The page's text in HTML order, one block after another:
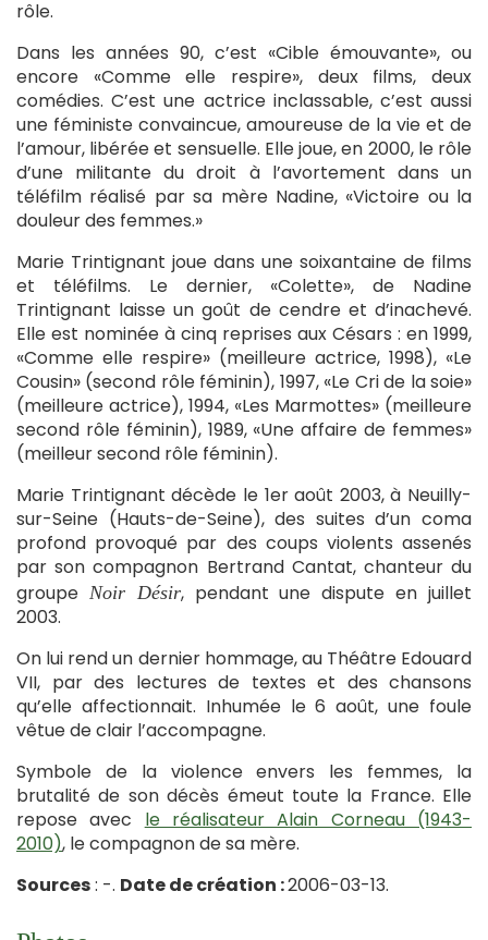
rôle.
Dans les années 90, c’est «Cible émouvante», ou
encore «Comme elle respire», deux films, deux
comédies. C’est une actrice inclassable, c’est aussi
une féministe convaincue, amoureuse de la vie et de
l’amour, libérée et sensuelle. Elle joue, en 2000, le rôle
d’une militante du droit à l’avortement dans un
téléfilm réalisé par sa mère Nadine, «Victoire ou la
douleur des femmes.»
Marie Trintignant joue dans une soixantaine de films
et téléfilms. Le dernier, «Colette», de Nadine
Trintignant laisse un goût de cendre et d’inachevé.
Elle est nominée à cinq reprises aux Césars : en 1999,
«Comme elle respire» (meilleure actrice, 1998), «Le
Cousin» (second rôle féminin), 1997, «Le Cri de la soie»
(meilleure actrice), 1994, «Les Marmottes» (meilleure
second rôle féminin), 1989, «Une affaire de femmes»
(meilleur second rôle féminin).
Marie Trintignant décède le 1er août 2003, à Neuilly-
sur-Seine (Hauts-de-Seine), des suites d’un coma
profond provoqué par des coups violents assenés
par son compagnon Bertrand Cantat, chanteur du
groupe Noir Désir, pendant une dispute en juillet
2003.
On lui rend un dernier hommage, au Théâtre Edouard
VII, par des lectures de textes et des chansons
qu’elle affectionnait. Inhumée le 6 août, une foule
vêtue de clair l’accompagne.
Symbole de la violence envers les femmes, la
brutalité de son décès émeut toute la France. Elle
repose avec le réalisateur Alain Corneau (1943-
2010), le compagnon de sa mère.
Sources: -. Date de création :2006-03-13.